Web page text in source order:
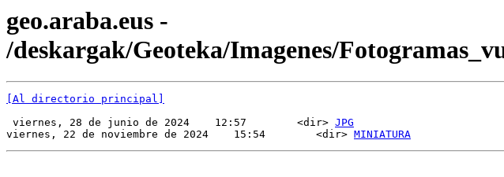
geo.araba.eus -
/deskargak/Geoteka/Imagenes/
[Al directorio principal]
viernes, 28 de junio de 2024    12:57        <dir> JPG
viernes, 22 de noviembre de 2024    15:54        <dir> MINIATURA